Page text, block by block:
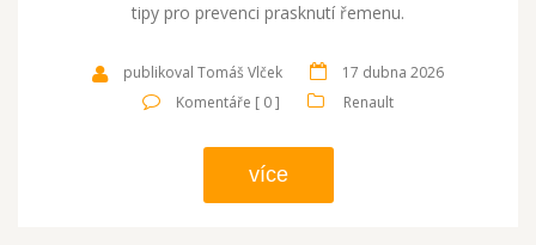
tipy pro prevenci prasknutí řemenu.
publikoval Tomáš Vlček
17 dubna 2026
Komentáře [ 0 ]
Renault
více